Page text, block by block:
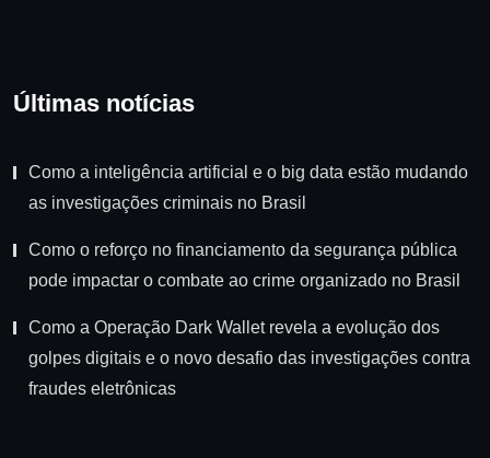
Últimas notícias
Como a inteligência artificial e o big data estão mudando
as investigações criminais no Brasil
Como o reforço no financiamento da segurança pública
pode impactar o combate ao crime organizado no Brasil
Como a Operação Dark Wallet revela a evolução dos
golpes digitais e o novo desafio das investigações contra
fraudes eletrônicas